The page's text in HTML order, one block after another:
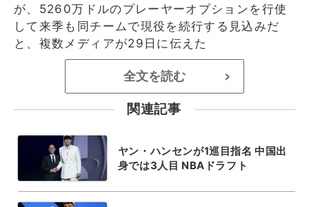
が、5260万ドルのプレーヤーオプションを行使
して来季も同チームで現役を続行する見込みだ
と、複数メディアが29日に伝えた
全文を読む >
関連記事
ヤン・ハンセンが1巡目指名 中国出
身では3人目 NBAドラフト